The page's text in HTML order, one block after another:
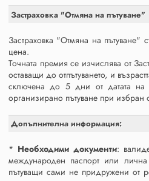
Застраховка "Отмяна на пътуване"
Застраховка "Отмяна на пътуване"
цена.
Точната премия се изчислява от
оставащи до отпътуването, и
сключена до 5 дни от датата на
организирано пътуване при избран
Допълнителна информация:
* Необходими документи:
международен паспорт или
пътуващи сами не придружени от